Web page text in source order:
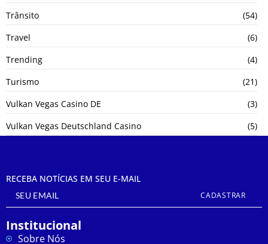
Trânsito
(54)
Travel
(6)
Trending
(4)
Turismo
(21)
Vulkan Vegas Casino DE
(3)
Vulkan Vegas Deutschland Casino
(5)
RECEBA NOTÍCIAS EM SEU E-MAIL
CADASTRAR
Institucional
Sobre Nós